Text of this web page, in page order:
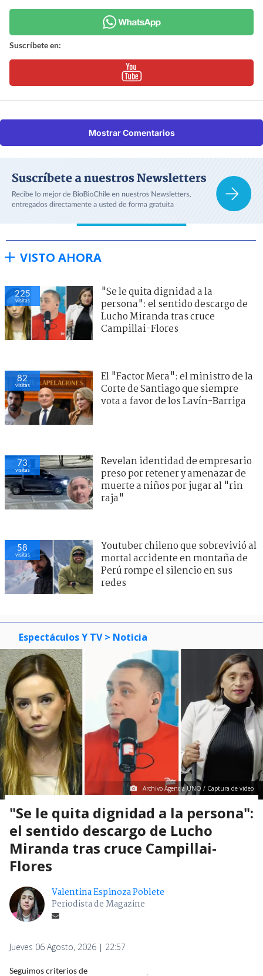
Suscríbete en:
Mostrar Comentarios
VISTO AHORA
225
visitas
"Se le quita dignidad a la
persona": el sentido descargo de
Lucho Miranda tras cruce
Campillai-Flores
82
visitas
El "Factor Mera": el ministro de la
Corte de Santiago que siempre
vota a favor de los Lavín-Barriga
73
visitas
Revelan identidad de empresario
preso por retener y amenazar de
muerte a niños por jugar al "rin
raja"
58
visitas
Youtuber chileno que sobrevivió al
mortal accidente en montaña de
Perú rompe el silencio en sus
redes
Espectáculos Y TV > Noticia
Archivo Agencia UNO / Captura de video
"Se le quita dignidad a la persona":
el sentido descargo de Lucho
Miranda tras cruce Campillai-
Flores
Valentina Espinoza Poblete
Periodista de Magazine
Jueves 06 Agosto, 2026 | 22:57
Seguimos criterios de